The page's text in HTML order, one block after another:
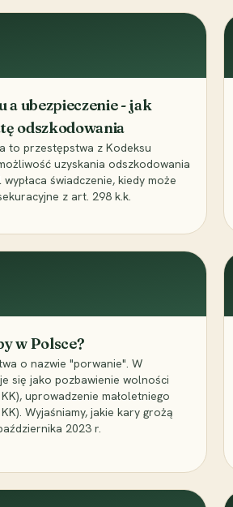
ubezpieczenie - jak
odszkodowania
to przestępstwa z Kodeksu
uzyskania odszkodowania
świadczenie, kiedy może
z art. 298 k.k.
w Polsce?
o nazwie "porwanie". W
się jako pozbawienie wolności
uprowadzenie małoletniego
Wyjaśniamy, jakie kary grożą
2023 r.